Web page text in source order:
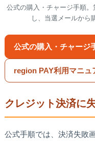
公式の購入・チャージ手順
し、当選メールから
公式の購入・チャージ
region PAY利用マニュ
クレジット決済に
公式手順では、決済失敗